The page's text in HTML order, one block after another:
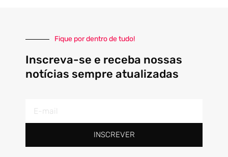
Fique por dentro de tudo!
Inscreva-se e receba nossas
notícias sempre atualizadas
mail
INSCREVER